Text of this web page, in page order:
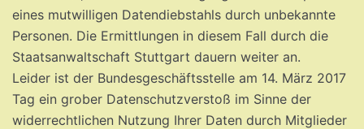
eines mutwilligen Datendiebstahls durch unbekannte
Personen. Die Ermittlungen in diesem Fall durch die
Staatsanwaltschaft Stuttgart dauern weiter an.
Leider ist der Bundesgeschäftsstelle am 14. März 2017
Tag ein grober Datenschutzverstoß im Sinne der
widerrechtlichen Nutzung Ihrer Daten durch Mitglieder